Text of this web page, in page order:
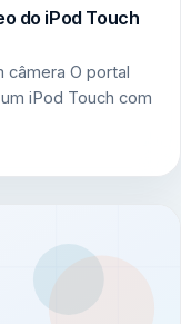
do iPod Touch
O portal
iPod Touch com